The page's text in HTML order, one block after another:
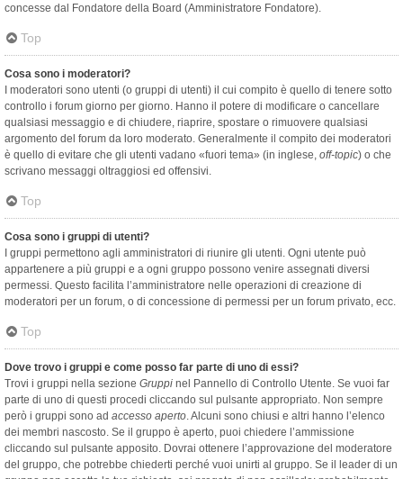
concesse dal Fondatore della Board (Amministratore Fondatore).
Top
Cosa sono i moderatori?
I moderatori sono utenti (o gruppi di utenti) il cui compito è quello di tenere sotto
controllo i forum giorno per giorno. Hanno il potere di modificare o cancellare
qualsiasi messaggio e di chiudere, riaprire, spostare o rimuovere qualsiasi
argomento del forum da loro moderato. Generalmente il compito dei moderatori
è quello di evitare che gli utenti vadano «fuori tema» (in inglese, off-topic) o che
scrivano messaggi oltraggiosi ed offensivi.
Top
Cosa sono i gruppi di utenti?
I gruppi permettono agli amministratori di riunire gli utenti. Ogni utente può
appartenere a più gruppi e a ogni gruppo possono venire assegnati diversi
permessi. Questo facilita l’amministratore nelle operazioni di creazione di
moderatori per un forum, o di concessione di permessi per un forum privato, ecc.
Top
Dove trovo i gruppi e come posso far parte di uno di essi?
Trovi i gruppi nella sezione Gruppi nel Pannello di Controllo Utente. Se vuoi far
parte di uno di questi procedi cliccando sul pulsante appropriato. Non sempre
però i gruppi sono ad accesso aperto. Alcuni sono chiusi e altri hanno l’elenco
dei membri nascosto. Se il gruppo è aperto, puoi chiedere l’ammissione
cliccando sul pulsante apposito. Dovrai ottenere l’approvazione del moderatore
del gruppo, che potrebbe chiederti perché vuoi unirti al gruppo. Se il leader di un